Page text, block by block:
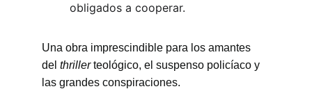
obligados a cooperar.
Una obra imprescindible para los amantes
del thriller teológico, el suspenso policíaco y
las grandes conspiraciones.